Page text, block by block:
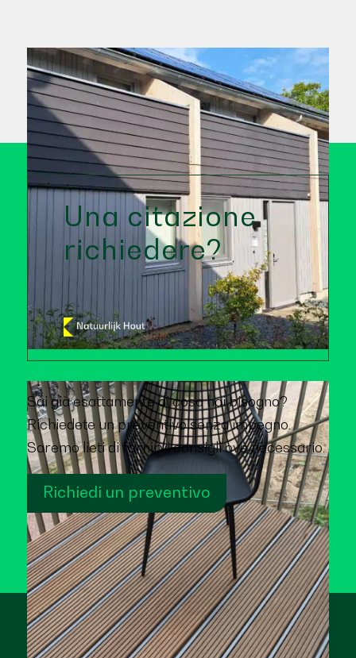
Una citazione
richiedere?
Sai già esattamente di cosa hai bisogno?
Richiedete un preventivo senza impegno.
Saremo lieti di fornirvi consigli ove necessario.
Richiedi un preventivo